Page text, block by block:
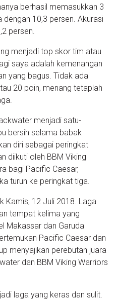
berhasil memasukkan 3
10,3 persen. Akurasi
persen.
menjadi top skor tim atau
saya adalah kemenangan
yang bagus. Tidak ada
20 poin, menang tetaplah
menjadi satu-
bersih selama babak
diri sebagai peringkat
diikuti oleh BBM Viking
bagi Pacific Caesar,
turun ke peringkat tiga.
Kamis, 12 Juli 2018. Laga
tempat kelima yang
Makassar dan Garuda
Pacific Caesar dan
menyajikan perebutan juara
dan BBM Viking Warriors
laga yang keras dan sulit.